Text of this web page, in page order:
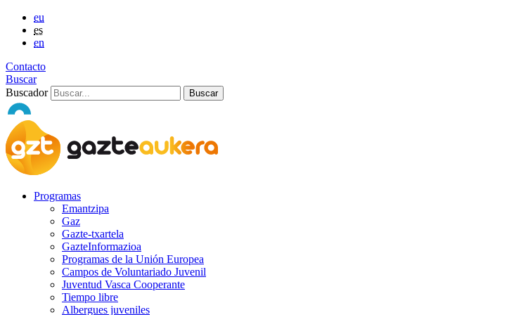
eu
es
en
Contacto
Buscar
Buscador
Programas
Emantzipa
Gaz
Gazte-txartela
GazteInformazioa
Programas de la Unión Europea
Campos de Voluntariado Juvenil
Juventud Vasca Cooperante
Tiempo libre
Albergues juveniles